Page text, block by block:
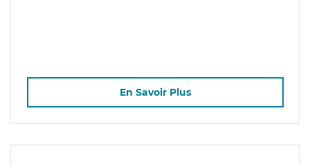
En Savoir Plus